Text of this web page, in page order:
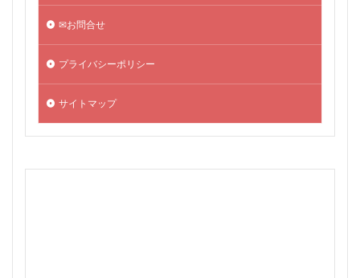
✉お問合せ
プライバシーポリシー
サイトマップ